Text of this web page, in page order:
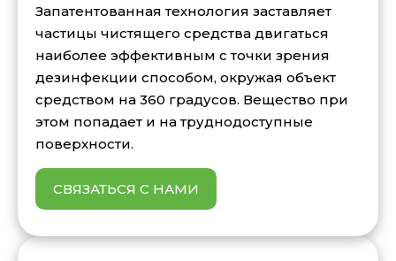
Запатентованная технология заставляет
частицы чистящего средства двигаться
наиболее эффективным с точки зрения
дезинфекции способом, окружая объект
средством на 360 градусов. Вещество при
этом попадает и на труднодоступные
поверхности.
СВЯЗАТЬСЯ С НАМИ